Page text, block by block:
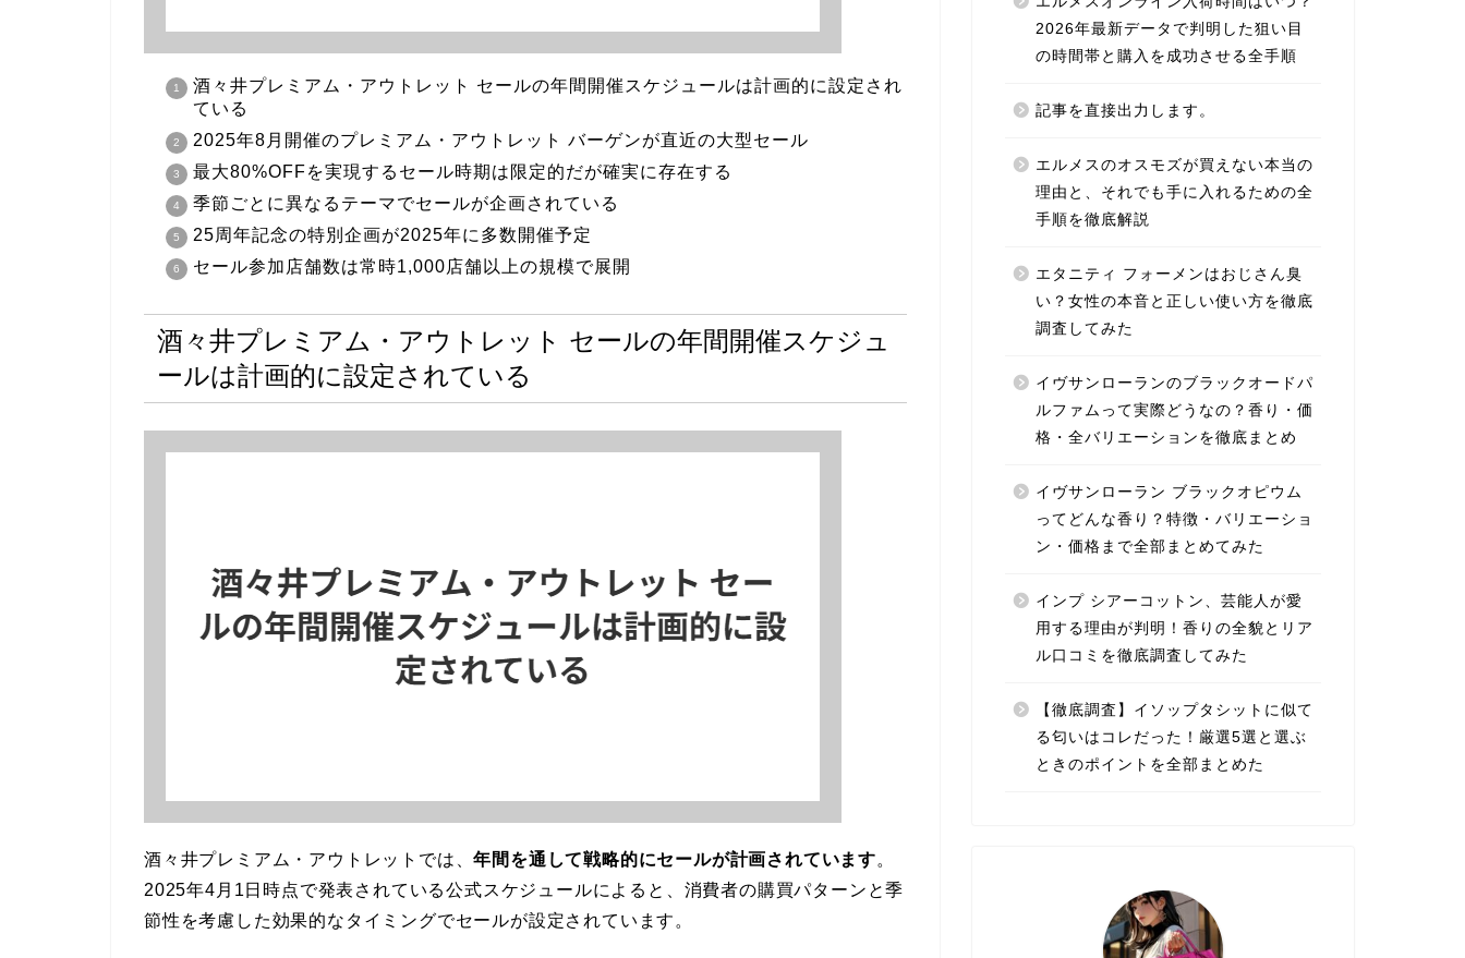
酒々井プレミアム・アウトレット セールの年間開催スケジュールは計画的に設定され
ている
2025年8月開催のプレミアム・アウトレット バーゲンが直近の大型セール
最大80%OFFを実現するセール時期は限定的だが確実に存在する
季節ごとに異なるテーマでセールが企画されている
25周年記念の特別企画が2025年に多数開催予定
セール参加店舗数は常時1,000店舗以上の規模で展開
酒々井プレミアム・アウトレット セールの年間開催スケジュ
ールは計画的に設定されている
酒々井プレミアム・アウトレットでは、年間を通して戦略的にセールが計画されています。
2025年4月1日時点で発表されている公式スケジュールによると、消費者の購買パターンと季
節性を考慮した効果的なタイミングでセールが設定されています。
2026年最新データで判明した狙い目
の時間帯と購入を成功させる全手順
記事を直接出力します。
エルメスのオスモズが買えない本当の
理由と、それでも手に入れるための全
手順を徹底解説
エタニティ フォーメンはおじさん臭
い？女性の本音と正しい使い方を徹底
調査してみた
イヴサンローランのブラックオードパ
ルファムって実際どうなの？香り・価
格・全バリエーションを徹底まとめ
イヴサンローラン ブラックオピウム
ってどんな香り？特徴・バリエーショ
ン・価格まで全部まとめてみた
インプ シアーコットン、芸能人が愛
用する理由が判明！香りの全貌とリア
ル口コミを徹底調査してみた
【徹底調査】イソップタシットに似て
る匂いはコレだった！厳選5選と選ぶ
ときのポイントを全部まとめた